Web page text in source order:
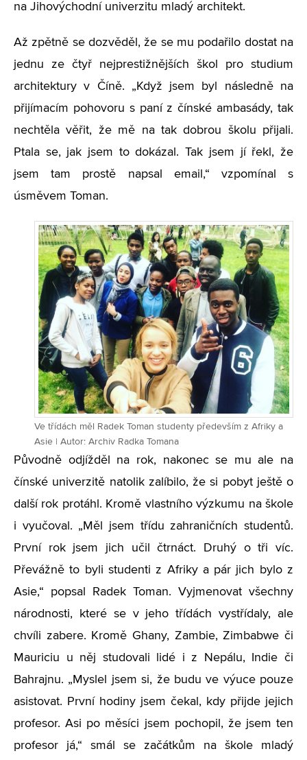
na Jihovýchodní univerzitu mladý architekt.
Až zpětně se dozvěděl, že se mu podařilo dostat na
jednu ze čtyř nejprestižnějších škol pro studium
architektury v Číně. „Když jsem byl následně na
přijímacím pohovoru s paní z čínské ambasády, tak
nechtěla věřit, že mě na tak dobrou školu přijali.
Ptala se, jak jsem to dokázal. Tak jsem jí řekl, že
jsem tam prostě napsal email,“ vzpomínal s
úsměvem Toman.
Ve třídách měl Radek Toman studenty především z Afriky a
Asie | Autor: Archiv Radka Tomana
Původně odjížděl na rok, nakonec se mu ale na
čínské univerzitě natolik zalíbilo, že si pobyt ještě o
další rok protáhl. Kromě vlastního výzkumu na škole
i vyučoval. „Měl jsem třídu zahraničních studentů.
První rok jsem jich učil čtrnáct. Druhý o tři víc.
Převážně to byli studenti z Afriky a pár jich bylo z
Asie,“ popsal Radek Toman. Vyjmenovat všechny
národnosti, které se v jeho třídách vystřídaly, ale
chvíli zabere. Kromě Ghany, Zambie, Zimbabwe či
Mauriciu u něj studovali lidé i z Nepálu, Indie či
Bahrajnu. „Myslel jsem si, že budu ve výuce pouze
asistovat. První hodiny jsem čekal, kdy přijde jejich
profesor. Asi po měsíci jsem pochopil, že jsem ten
profesor já,“ smál se začátkům na škole mladý